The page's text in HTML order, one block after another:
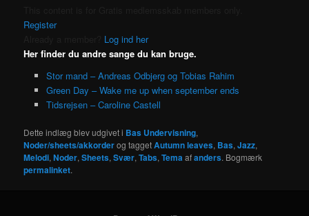
Register
Log ind her
Her finder du andre sange du kan bruge.
Stor mand – Andreas Odbjerg og Tobias Rahim
Green Day – Wake me up when september ends
Tidsrejsen – Caroline Castell
Dette indlæg blev udgivet i Bas Undervisning,
Noder/sheets/akkorderog taggetAutumn leaves, Bas,Jazz,
Melodi,Noder,Sheets,Svær,Tabs,Temaafanders. Bogmærk
permalinket.